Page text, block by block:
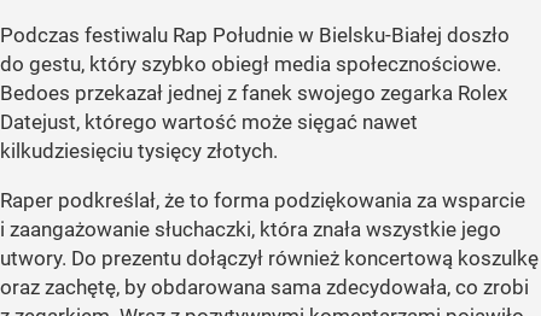
Podczas festiwalu Rap Południe w Bielsku-Białej doszło
do gestu, który szybko obiegł media społecznościowe.
Bedoes przekazał jednej z fanek swojego zegarka Rolex
Datejust, którego wartość może sięgać nawet
kilkudziesięciu tysięcy złotych.
Raper podkreślał, że to forma podziękowania za wsparcie
i zaangażowanie słuchaczki, która znała wszystkie jego
utwory. Do prezentu dołączył również koncertową koszulkę
oraz zachętę, by obdarowana sama zdecydowała, co zrobi